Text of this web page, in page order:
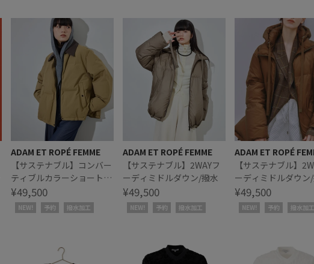
ADAM ET ROPÉ FEMME
【サステナブル】コンバー
ティブルカラーショートダ
ウン/撥水
¥49,500
NEW! 予約 撥水加工
ADAM ET ROPÉ FEMME
【サステナブル】2WAYフ
ーディミドルダウン/撥水
¥49,500
NEW! 予約 撥水加工
ADAM ET ROPÉ
【サステナブル】
ーディミドルダウン
¥49,500
NEW! 予約 撥水加工